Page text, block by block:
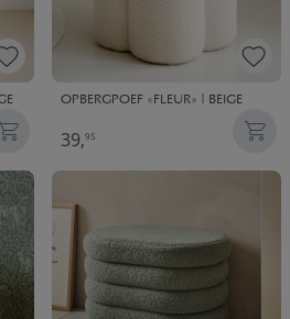
OPBERGPOEF «FLEUR» | BEIGE
39,95